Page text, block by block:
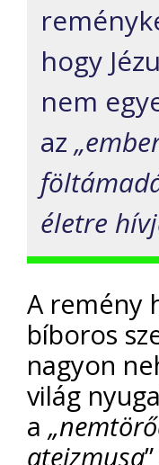
hogy
nem
az
életre
A remény
bíboros
nagyon
világ
a
ateizmusa